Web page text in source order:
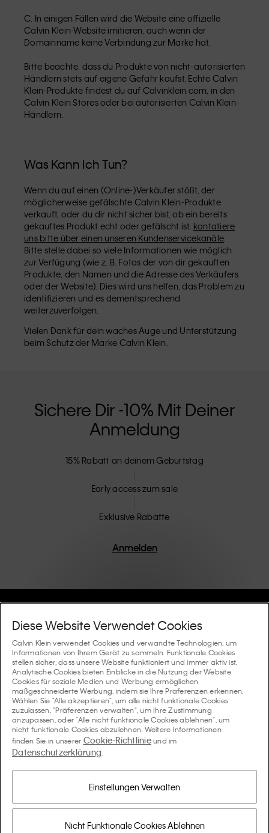
C. In einigen Fällen wird die Website eine offizielle
Calvin Klein-Website imitieren, auch wenn der
Domainname keine Verbindung zur Marke hat.
Bitte beachte, dass du Produkte von nicht-autorisierten
Händlern stets auf eigene Gefahr kaufst. Echte Calvin
Klein-Produkte findest du auf Calvinklein.com, in den
Calvin Klein Stores oder bei autorisierten Calvin Klein-
Händlern.
Was Kann Ich Tun?
Wenn du auf einen (Online-)Verkäufer stößt, der
möglicherweise gefälschte Calvin Klein-Produkte
verkauft, oder du dir nicht sicher bist, ob ein bereits
gekauftes Produkt echt oder gefälscht ist, kontatiere
uns bitte über einen unseren Kundenservicekanäle
Bitte stelle dabei so viele Informationen wie möglich
zur Verfügung (wie z. B. Fotos der von dir gekauften
Produkte, den Namen und die Adresse des Verkäufers
oder der Website). Dies wird uns helfen, das Problem zu
identifizieren und es dementsprechend
weiterzuverfolgen.
Vielen Dank für dein waches Auge und Unterstützung
beim Schutz der Marke Calvin Klein.
Sichere Dir -10% Mit Deiner
Anmeldung
15% Rabatt an deinem Geburtstag
Early access zum sale
Exklusive Rabatte
Anmelden
Bestellstatus
Bestellungen und Versand
Rücksendungen und Rückstattungen
Zahlung
Grössen-guide
Finden Sie einen Store in Ihrer Nähe
Kollektionen
#MYCALVINS
Calvin Klein Collection
Calvin Klein Underwear
Calvin Klein Sport
Calvin Klein Swimwear
Tipps Und Guides
Der Underwear-Guide für Damen
Der Underwear-Guide für Herren
Passform-Guide für Denims Damen
Über Uns
Über Calvin Klein
Informationen zum Unternehmen
Produktfälschungen
Datenschutz-Verpflichtung
Sprache / Land
Diese Website Verwendet Cookies
Calvin Klein verwendet Cookies und verwandte Technologien, um
Informationen von Ihrem Gerät zu sammeln. Funktionale Cookies
stellen sicher, dass unsere Website funktioniert und immer aktiv ist.
Analytische Cookies bieten Einblicke in die Nutzung der Website.
Cookies für soziale Medien und Werbung ermöglichen
maßgeschneiderte Werbung, indem sie Ihre Präferenzen erkennen.
Wählen Sie "Alle akzeptieren", um alle nicht funktionale Cookies
zuzulassen, "Präferenzen verwalten", um Ihre Zustimmung
anzupassen, oder "Alle nicht funktionale Cookies ablehnen", um
nicht funktionale Cookies abzulehnen. Weitere Informationen
finden Sie in unserer Cookie-Richtlinieund im
Datenschutzerklärung
Nicht Funktionale Cookies Ablehnen
Einstellungen Verwalten